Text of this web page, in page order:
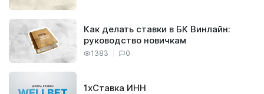
1383 0
Как делать ставки в БК Винлайн:
руководство новичкам
1хСтавка ИНН